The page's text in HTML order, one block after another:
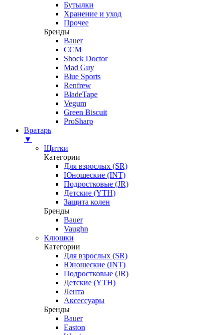
Бутылки
Хранение и уход
Прочее
Бренды
Bauer
CCM
Shock Doctor
Mad Guy
Blue Sports
Renfrew
BladeTape
Vegum
Green Biscuit
ProSharp
Вратарь
▼
Щитки
Категории
Для взрослых (SR)
Юношеские (INT)
Подростковые (JR)
Детские (YTH)
Защита колен
Бренды
Bauer
Vaughn
Клюшки
Категории
Для взрослых (SR)
Юношеские (INT)
Подростковые (JR)
Детские (YTH)
Лента
Аксессуары
Бренды
Bauer
Easton